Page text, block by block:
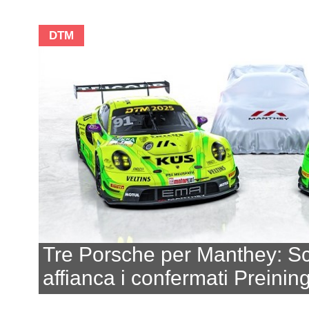
DTM
Tre Porsche per Manthey:
affianca i confermati